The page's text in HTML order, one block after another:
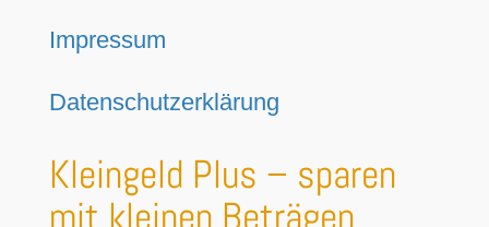
Impressum
Datenschutzerklärung
Kleingeld Plus – sparen
mit kleinen Beträgen